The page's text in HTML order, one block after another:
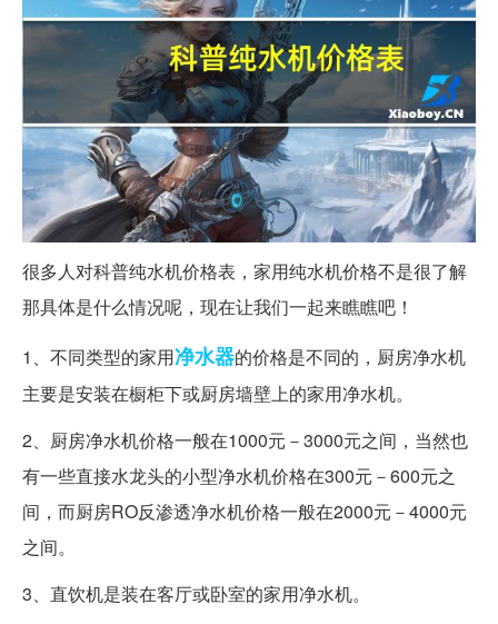
很多人对科普纯水机价格表，家用纯水机价格不是很了解
那具体是什么情况呢，现在让我们一起来瞧瞧吧！
1、不同类型的家用净水器的价格是不同的，厨房净水机
主要是安装在橱柜下或厨房墙壁上的家用净水机。
2、厨房净水机价格一般在1000元－3000元之间，当然也
有一些直接水龙头的小型净水机价格在300元－600元之
间，而厨房RO反渗透净水机价格一般在2000元－4000元
之间。
3、直饮机是装在客厅或卧室的家用净水机。